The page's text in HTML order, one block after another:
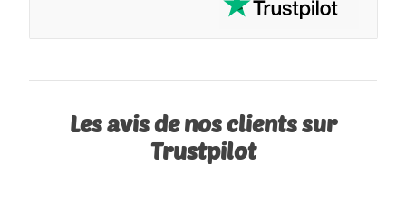
Les avis de nos clients sur
Trustpilot